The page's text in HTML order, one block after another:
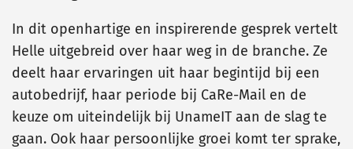
In dit openhartige en inspirerende gesprek vertelt
Helle uitgebreid over haar weg in de branche. Ze
deelt haar ervaringen uit haar begintijd bij een
autobedrijf, haar periode bij CaRe-Mail en de
keuze om uiteindelijk bij UnameIT aan de slag te
gaan. Ook haar persoonlijke groei komt ter sprake,